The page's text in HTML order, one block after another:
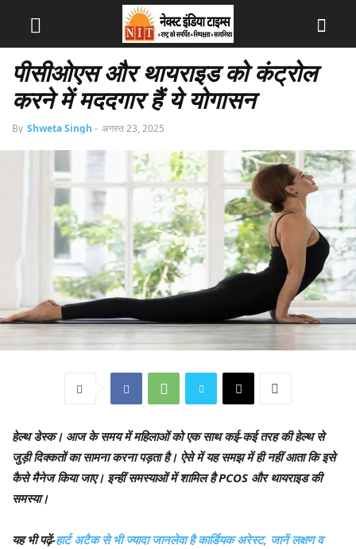
पीसीओएस और थायराइड को कंट्रोल
करने में मददगार हैं ये योगासन
By Shweta Singh - अगस्त 23, 2025
हेल्थ डेस्क। आज के समय में महिलाओं को एक साथ कई-कई तरह की हेल्थ से
जुड़ी दिक्कतों का सामना करना पड़ता है। ऐसे में यह समझ में ही नहीं आता कि इसे
कैसे मैनेज किया जाए। इन्हीं समस्याओं में शामिल है PCOS और थायराइड की
समस्या।
यह भी पढ़ें-हार्ट अटैक से भी ज्यादा जानलेवा है कार्डियक अरेस्ट, जानें लक्षण व